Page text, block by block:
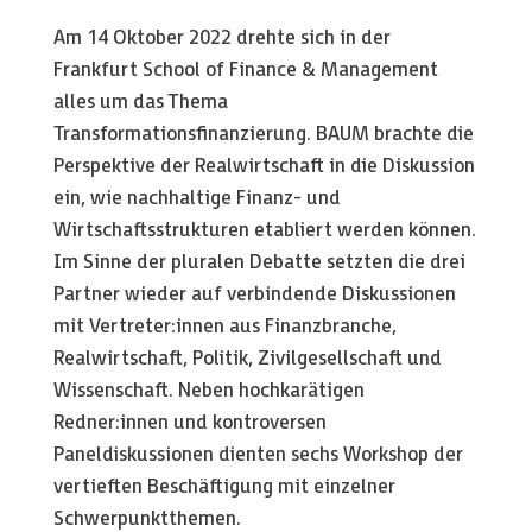
Am 14 Oktober 2022 drehte sich in der
Frankfurt School of Finance & Management
alles um das Thema
Transformationsfinanzierung. BAUM brachte die
Perspektive der Realwirtschaft in die Diskussion
ein, wie nachhaltige Finanz- und
Wirtschaftsstrukturen etabliert werden können.
Im Sinne der pluralen Debatte setzten die drei
Partner wieder auf verbindende Diskussionen
mit Vertreter:innen aus Finanzbranche,
Realwirtschaft, Politik, Zivilgesellschaft und
Wissenschaft. Neben hochkarätigen
Redner:innen und kontroversen
Paneldiskussionen dienten sechs Workshop der
vertieften Beschäftigung mit einzelner
Schwerpunktthemen.